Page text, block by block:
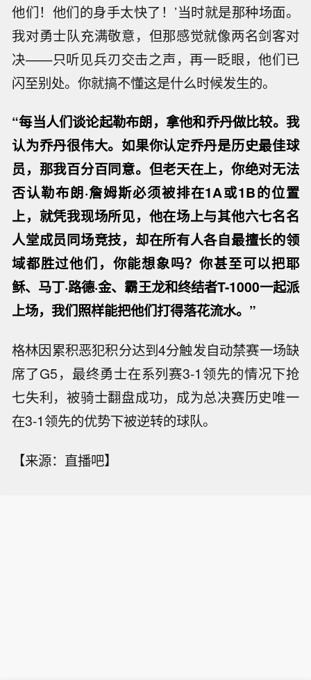
他们！他们的身手太快了！’当时就是那种场面。
我对勇士队充满敬意，但那感觉就像两名剑客对
决——只听见兵刃交击之声，再一眨眼，他们已
闪至别处。你就搞不懂这是什么时候发生的。
“每当人们谈论起勒布朗，拿他和乔丹做比较。我
认为乔丹很伟大。如果你认定乔丹是历史最佳球
员，那我百分百同意。但老天在上，你绝对无法
否认勒布朗·詹姆斯必须被排在1A或1B的位置
上，就凭我现场所见，他在场上与其他六七名名
人堂成员同场竞技，却在所有人各自最擅长的领
域都胜过他们，你能想象吗？你甚至可以把耶
稣、马丁·路德·金、霸王龙和终结者T-1000一起派
上场，我们照样能把他们打得落花流水。”
格林因累积恶犯积分达到4分触发自动禁赛一场缺
席了G5，最终勇士在系列赛3-1领先的情况下抢
七失利，被骑士翻盘成功，成为总决赛历史唯一
在3-1领先的优势下被逆转的球队。
【来源：直播吧】